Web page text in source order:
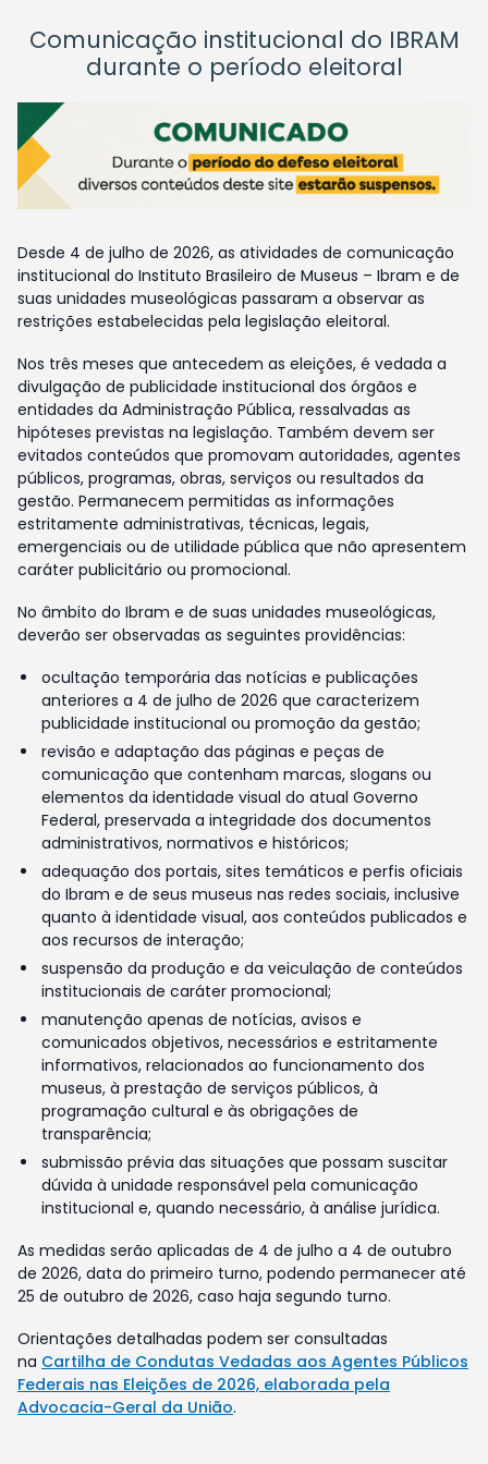
Comunicação institucional do IBRAM
durante o período eleitoral
Desde 4 de julho de 2026, as atividades de comunicação
institucional do Instituto Brasileiro de Museus – Ibram e de
suas unidades museológicas passaram a observar as
restrições estabelecidas pela legislação eleitoral.
Nos três meses que antecedem as eleições, é vedada a
divulgação de publicidade institucional dos órgãos e
entidades da Administração Pública, ressalvadas as
hipóteses previstas na legislação. Também devem ser
evitados conteúdos que promovam autoridades, agentes
públicos, programas, obras, serviços ou resultados da
gestão. Permanecem permitidas as informações
estritamente administrativas, técnicas, legais,
emergenciais ou de utilidade pública que não apresentem
caráter publicitário ou promocional.
No âmbito do Ibram e de suas unidades museológicas,
deverão ser observadas as seguintes providências:
ocultação temporária das notícias e publicações
anteriores a 4 de julho de 2026 que caracterizem
publicidade institucional ou promoção da gestão;
revisão e adaptação das páginas e peças de
comunicação que contenham marcas, slogans ou
elementos da identidade visual do atual Governo
Federal, preservada a integridade dos documentos
administrativos, normativos e históricos;
adequação dos portais, sites temáticos e perfis oficiais
do Ibram e de seus museus nas redes sociais, inclusive
quanto à identidade visual, aos conteúdos publicados e
aos recursos de interação;
suspensão da produção e da veiculação de conteúdos
institucionais de caráter promocional;
manutenção apenas de notícias, avisos e
comunicados objetivos, necessários e estritamente
informativos, relacionados ao funcionamento dos
museus, à prestação de serviços públicos, à
programação cultural e às obrigações de
transparência;
submissão prévia das situações que possam suscitar
dúvida à unidade responsável pela comunicação
institucional e, quando necessário, à análise jurídica.
As medidas serão aplicadas de 4 de julho a 4 de outubro
de 2026, data do primeiro turno, podendo permanecer até
25 de outubro de 2026, caso haja segundo turno.
Orientações detalhadas podem ser consultadas
na Cartilha de Condutas Vedadas aos Agentes Públicos
Federais nas Eleições de 2026, elaborada pela
Advocacia-Geral da União.